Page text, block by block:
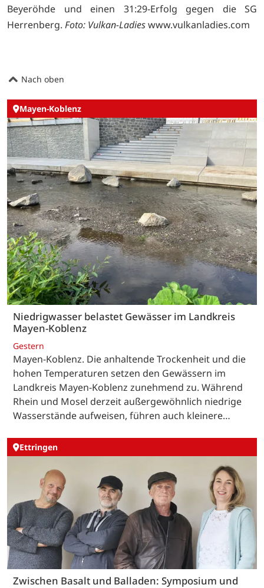
Beyeröhde und einen 31:29-Erfolg gegen die SG
Herrenberg. Foto: Vulkan-Ladieswww.vulkanladies.com
Nach oben
Mayen-Koblenz
Niedrigwasser belastet Gewässer im Landkreis
Mayen-Koblenz
Gestern
Mayen-Koblenz. Die anhaltende Trockenheit und die
hohen Temperaturen setzen den Gewässern im
Landkreis Mayen-Koblenz zunehmend zu. Während
Rhein und Mosel derzeit außergewöhnlich niedrige
Wasserstände aufweisen, führen auch kleinere…
Ettringen
Zwischen Basalt und Balladen: Symposium und